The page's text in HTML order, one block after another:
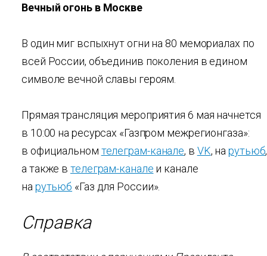
Вечный огонь в Москве
В один миг вспыхнут огни на 80 мемориалах по
всей России, объединив поколения в едином
символе вечной славы героям.
Прямая трансляция мероприятия 6 мая начнется
в 10:00 на ресурсах «Газпром межрегионгаза»:
в официальном телеграм-канале, в VK, нарутьюб,
а также в телеграм-канале и канале
на рутьюб «Газ для России».
Справка